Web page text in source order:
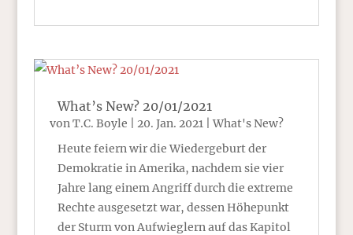
What’s New? 20/01/2021
vonT.C. Boyle 20. Jan. 2021|What's New?
Heute feiern wir die Wiedergeburt der
Demokratie in Amerika, nachdem sie vier
Jahre lang einem Angriff durch die extreme
Rechte ausgesetzt war, dessen Höhepunkt
der Sturm von Aufwieglern auf das Kapitol